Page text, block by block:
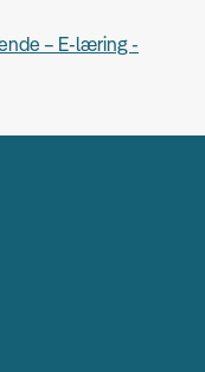
– E-læring -